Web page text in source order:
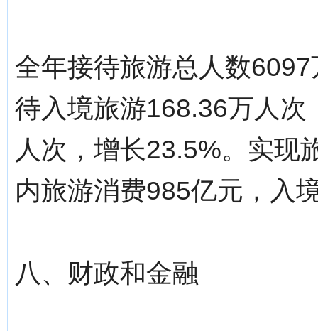
全年接待旅游总人数
待入境旅游168.36万人
人次，增长23.5%。实现
内旅游消费985亿元，入
八、财政和金融